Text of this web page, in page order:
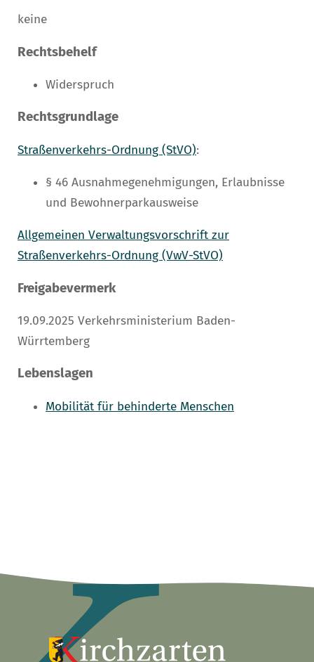
keine
Rechtsbehelf
Widerspruch
Rechtsgrundlage
Straßenverkehrs-Ordnung (StVO):
§ 46 Ausnahmegenehmigungen, Erlaubnisse
und Bewohnerparkausweise
Allgemeinen Verwaltungsvorschrift zur
Straßenverkehrs-Ordnung (VwV-StVO)
Freigabevermerk
19.09.2025 Verkehrsministerium Baden-
Würrtemberg
Lebenslagen
Mobilität für behinderte Menschen